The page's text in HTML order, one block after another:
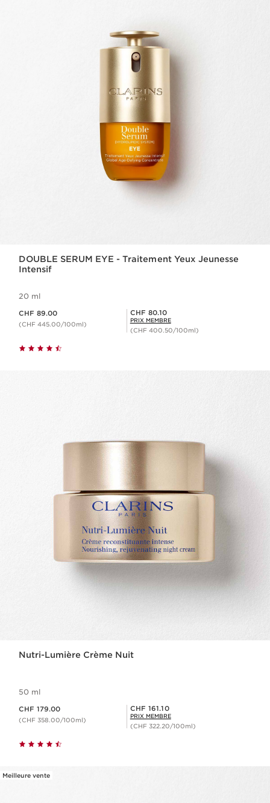
DOUBLE SERUM EYE - Traitement Yeux Jeunesse
Intensif
20 ml
CHF 89.00
(CHF 445.00/100ml)
Prix Sérénité CHF 80.10
CHF 80.10
PRIX MEMBRE
(CHF 400.50/100ml)
Nutri-Lumière Crème Nuit
50 ml
CHF 179.00
(CHF 358.00/100ml)
Prix Sérénité CHF 161.10
CHF 161.10
PRIX MEMBRE
(CHF 322.20/100ml)
Meilleure vente